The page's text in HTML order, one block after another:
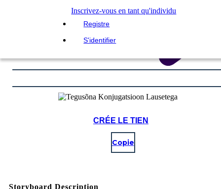
Inscrivez-vous en tant qu'individu
Registre
S'identifier
CRÉE LE TIEN
Copie
Storyboard Description